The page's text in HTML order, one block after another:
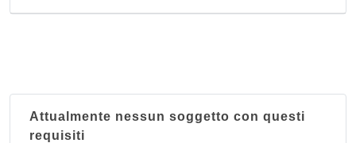
Attualmente nessun soggetto con questi
requisiti